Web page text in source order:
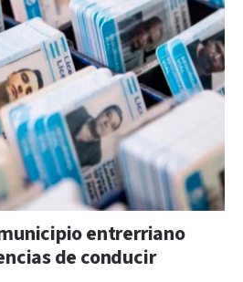
entrerriano
de conducir